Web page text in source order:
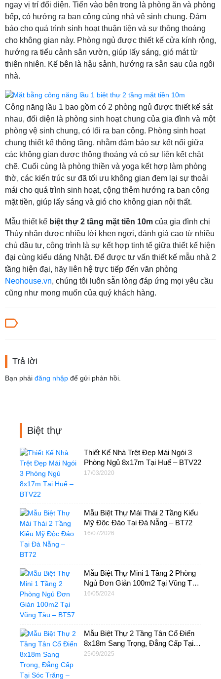
ngay vị trí đối diện. Tiến vào bên trong là phòng ăn và phòng
bếp, có hướng ra ban công cùng nhà vệ sinh chung. Đảm
bảo cho quá trình sinh hoạt thuận tiện và sự thông thoáng
cho không gian này. Phòng ngủ được thiết kế cửa kính rộng,
hướng ra tiểu cảnh sân vườn, giúp lấy sáng, gió mát từ
thiên nhiên. Kế bên là hậu sảnh, hướng ra sân sau của ngôi
nhà.
Công năng lầu 1 bao gồm có 2 phòng ngủ được thiết kế sát
nhau, đối diện là phòng sinh hoạt chung của gia đình và một
phòng vệ sinh chung, có lối ra ban công. Phòng sinh hoạt
chung thiết kế thông tầng, nhằm đảm bảo sự kết nối giữa
các không gian được thông thoáng và có sự liên kết chặt
chẽ. Cuối cùng là phòng thiền và yoga kết hợp làm phòng
thờ, các kiến trúc sư đã tối ưu không gian đem lại sự thoải
mái cho quá trình sinh hoạt, cộng thêm hướng ra ban công
mặt tiền, giúp lấy sáng và gió cho không gian nội thất.
Mẫu thiết kế biệt thự 2 tầng mặt tiền 10m của gia đình chị
Thúy nhận được nhiều lời khen ngợi, đánh giá cao từ nhiều
chủ đầu tư, công trình là sự kết hợp tinh tế giữa thiết kế hiện
đại cùng kiểu dáng Nhật. Để được tư vấn thiết kế mẫu nhà 2
tầng hiện đại, hãy liên hệ trực tiếp đến văn phòng
Neohouse.vn, chúng tôi luôn sẵn lòng đáp ứng mọi yêu cầu
cũng như mong muốn của quý khách hàng.
Trả lời
Bạn phải đăng nhập để gửi phản hồi.
Biệt thự
Thiết Kế Nhà Trệt Đẹp Mái Ngói 3
Phòng Ngủ 8x17m Tại Huế – BTV22
17/03/2020
Mẫu Biệt Thự Mái Thái 2 Tầng Kiểu
Mỹ Độc Đáo Tại Đà Nẵng – BT72
16/07/2026
Mẫu Biệt Thự Mini 1 Tầng 2 Phòng
Ngủ Đơn Giản 100m2 Tại Vũng Tàu
– BT57
16/05/2024
Mẫu Biệt Thự 2 Tầng Tân Cổ Điển
8x18m Sang Trọng, Đẳng Cấp Tại
Sóc Trăng – BTB18
25/09/2025